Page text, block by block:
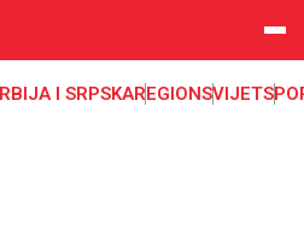
I SRPSKAREGIONSVIJET